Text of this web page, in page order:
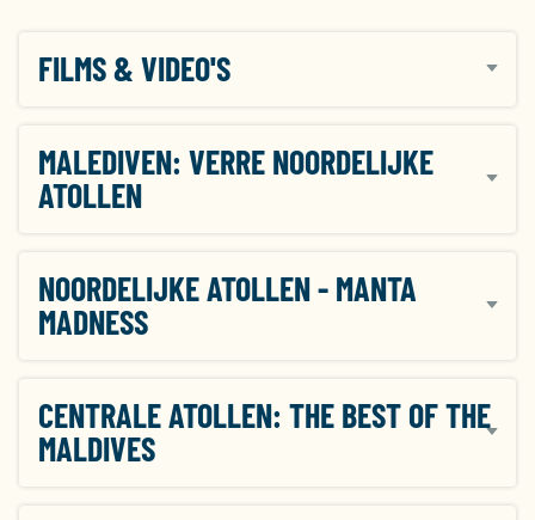
FILMS & VIDEO'S
MALEDIVEN: VERRE NOORDELIJKE
ATOLLEN
NOORDELIJKE ATOLLEN - MANTA
MADNESS
CENTRALE ATOLLEN: THE BEST OF THE
MALDIVES